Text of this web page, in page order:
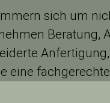
sich um
Beratung,
eine